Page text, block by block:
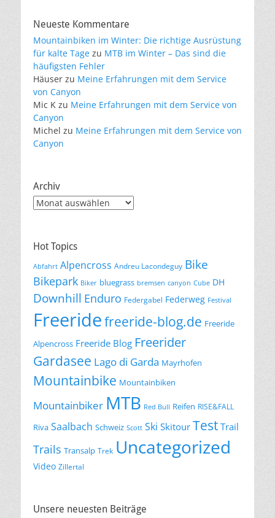
Neueste Kommentare
Mountainbiken im Winter: Die richtige Ausrüstung
für kalte Tage zu MTB im Winter – Das sind die
häufigsten Fehler
Häuser zu Meine Erfahrungen mit dem Service
von Canyon
Mic K zu Meine Erfahrungen mit dem Service von
Canyon
Michel zu Meine Erfahrungen mit dem Service von
Canyon
Archiv
Archiv
Hot Topics
Abfahrt Alpencross Andreu Lacondeguy Bike
Bikepark Biker bluegrass bremsen canyon Cube DH
Downhill Enduro Federgabel Federweg Festival
Freeridefreeride-blog.de Freeride
Alpencross Freeride Blog Freerider
Gardasee Lago di Garda Mayrhofen
Mountainbike Mountainbiken
Mountainbiker MTB Red Bull Reifen RISE&FALL
Riva Saalbach Schweiz Scott Ski Skitour Test Trail
Trails Transalp Trek Uncategorized
Video Zillertal
Unsere neuesten Beiträge